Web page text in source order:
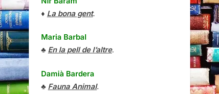
♦ La bona gent.
Maria Barbal
♣ En la pell de l’altre.
Damià Bardera
♣ Fauna Animal.